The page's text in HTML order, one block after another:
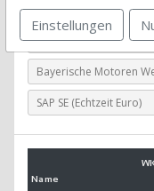
Airbus SE (Echtzeit
Allianz SE (Echtzeit
Bayerische Motoren
SAP SE (Echtzeit Euro)
Name
Einstellungen